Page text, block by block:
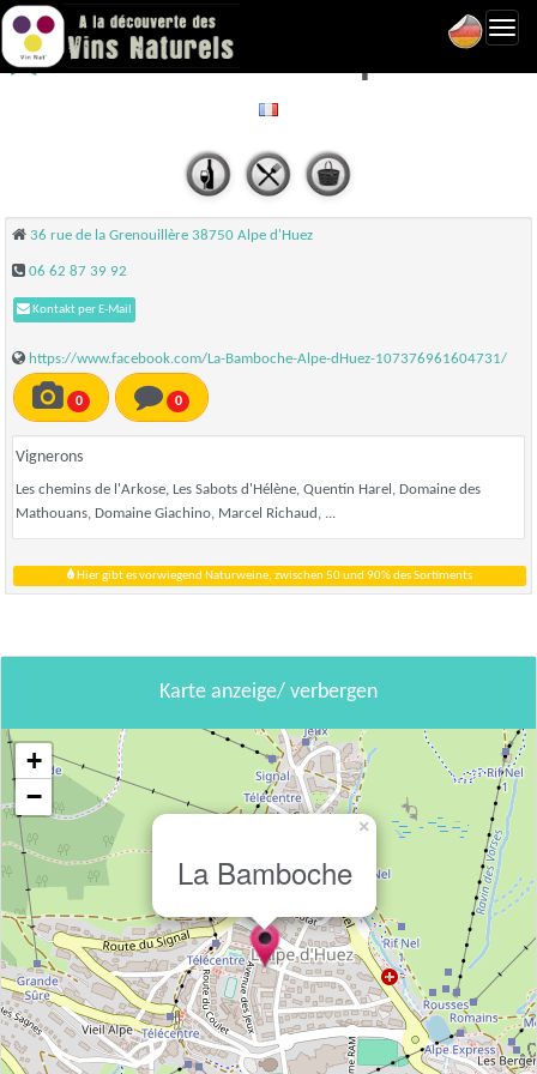
La Bamboche - Alpe d'Huez
36 rue de la Grenouillère 38750 Alpe d'Huez
06 62 87 39 92
Kontakt per E-Mail
https://www.facebook.com/La-Bamboche-Alpe-dHuez-107376961604731/
0 0
Vignerons
Les chemins de l'Arkose, Les Sabots d'Hélène, Quentin Harel, Domaine des
Mathouans, Domaine Giachino, Marcel Richaud, ...
Hier gibt es vorwiegend Naturweine, zwischen 50 und 90% des Sortiments
Karte anzeige/ verbergen
La Bamboche
×
+
−